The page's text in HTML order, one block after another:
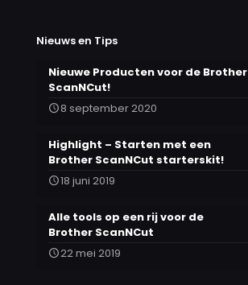
Nieuws en Tips
Nieuwe Producten voor de Brother
ScanNCut!
8 september 2020
Highlight – Starten met een
Brother ScanNCut starterskit!
18 juni 2019
Alle tools op een rij voor de
Brother ScanNCut
22 mei 2019